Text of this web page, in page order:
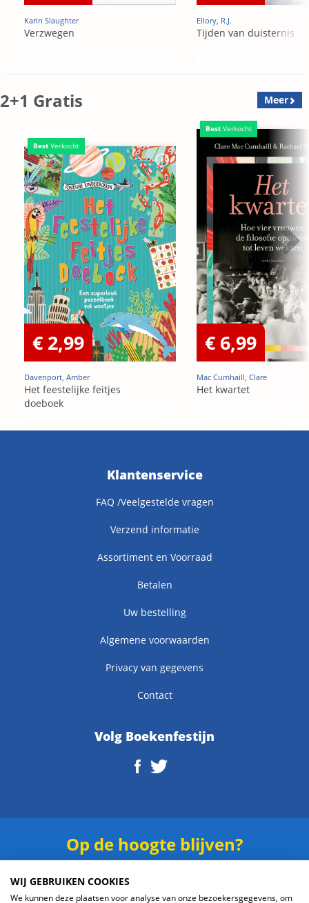
Karin Slaughter
Verzwegen
Ellory, R.J.
Tijden van duisternis
2+1 Gratis Meer
Best Verkocht
€ 2,99
Davenport, Amber
Het feestelijke feitjes
doeboek
Best Verkocht
€ 6,99
Mac Cumhaill, Clare
Het kwartet
Klantenservice
FAQ /Veelgestelde vragen
Verzend informatie
Assortiment en Voorraad
Betalen
Uw bestelling
Algemene voorwaarden
Privacy van gegevens
Contact
Volg Boekenfestijn
Op de hoogte blijven?
WIJ GEBRUIKEN COOKIES
We kunnen deze plaatsen voor analyse van onze bezoekersgegevens, om